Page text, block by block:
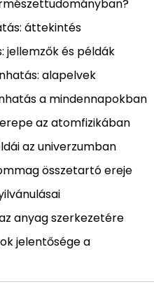
áttekintés
jellemzők és példák
alapelvek
a mindennapokban
az atomfizikában
az univerzumban
összetartó ereje
anyag szerkezetére
jelentősége a